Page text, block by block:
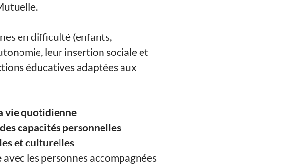
en difficulté (enfants,
leur insertion sociale et
éducatives adaptées aux
vie quotidienne
capacités personnelles
et culturelles
avec les personnes accompagnées